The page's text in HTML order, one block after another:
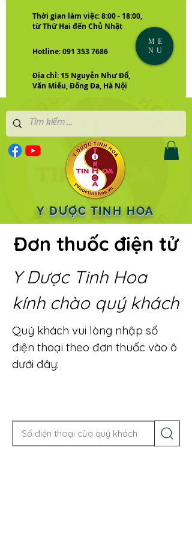
Thời gian làm việc: 8:00 - 18:00,
từ Thứ Hai đến Chủ Nhật
Hotline: 091 353 7686
Địa chỉ: 15 Nguyễn Như Đổ,
Văn Miếu, Đống Đa, Hà Nội
Y DƯỢC TINH HOA
ME
NU
Đơn thuốc điện tử
Y Dược Tinh Hoa
kính chào quý khách
Quý khách vui lòng nhập số
điện thoại theo đơn thuốc vào ô
dưới đây: